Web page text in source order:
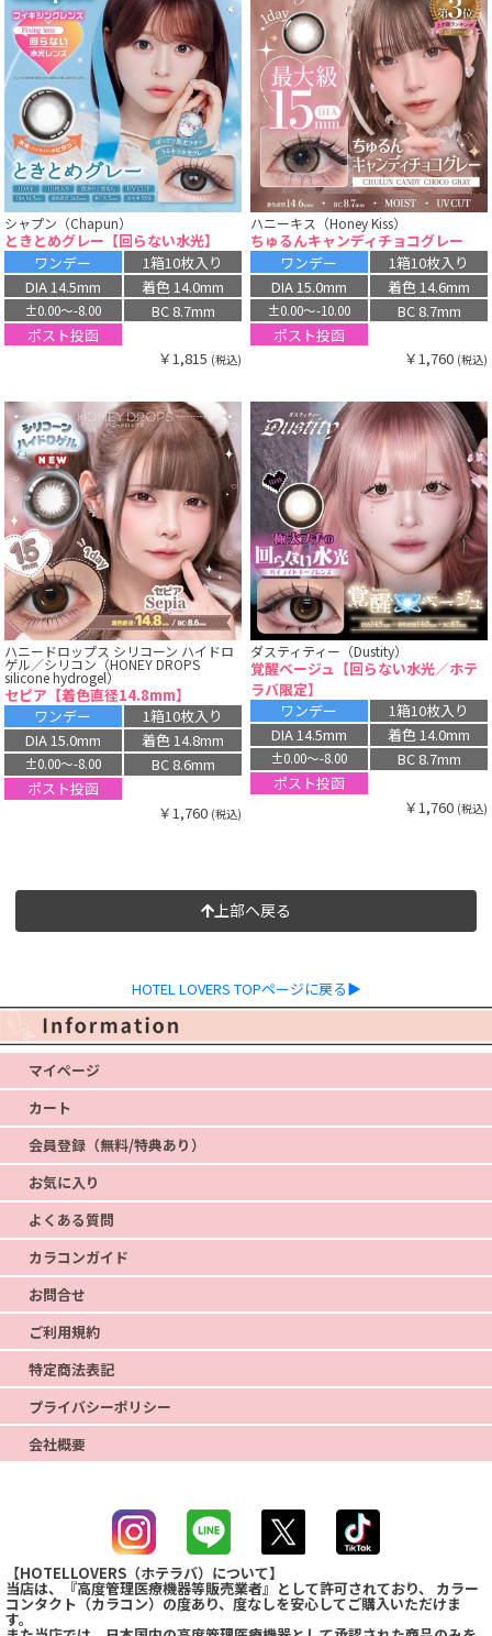
シャプン（Chapun）
ときとめグレー【回らない水光】
ワンデー
1箱10枚入り
DIA 14.5mm
着色 14.0mm
±0.00〜-8.00
BC 8.7mm
ポスト投函
￥1,815 (税込)
ハニーキス（Honey Kiss）
ちゅるんキャンディチョコグレー
ワンデー
1箱10枚入り
DIA 15.0mm
着色 14.6mm
±0.00〜-10.00
BC 8.7mm
ポスト投函
￥1,760 (税込)
ハニードロップス シリコーン ハイドロ
ゲル／シリコン（HONEY DROPS
silicone hydrogel）
セピア【着色直径14.8mm】
ワンデー
1箱10枚入り
DIA 15.0mm
着色 14.8mm
±0.00〜-8.00
BC 8.6mm
ポスト投函
￥1,760 (税込)
ダスティティー（Dustity）
覚醒ベージュ【回らない水光／ホテ
ラバ限定】
ワンデー
1箱10枚入り
DIA 14.5mm
着色 14.0mm
±0.00〜-8.00
BC 8.7mm
ポスト投函
￥1,760 (税込)
上部へ戻る
HOTEL LOVERS TOPページに戻る▶
マイページ
カート
会員登録（無料/特典あり）
お気に入り
よくある質問
カラコンガイド
お問合せ
ご利用規約
特定商法表記
プライバシーポリシー
会社概要
【HOTELLOVERS（ホテラバ）について】
当店は、『高度管理医療機器等販売業者』として許可されており、 カラー
コンタクト（カラコン）の度あり、度なしを安心してご購入いただけま
す。